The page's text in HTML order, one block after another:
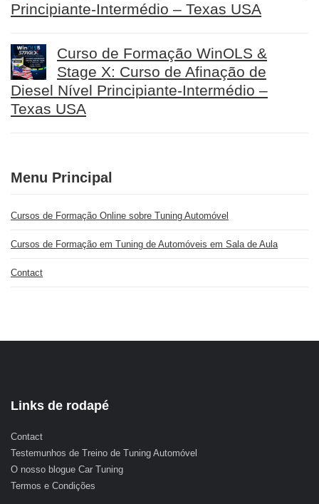
Principiante-Intermédio – Texas USA
Curso de Formação WinOLS &
Stage X: Curso de Afinação de
Diesel Nível Principiante-Intermédio –
Texas USA
Menu Principal
Cursos de Formação Online sobre Tuning Automóvel
Cursos de Formação em Tuning de Automóveis em Sala de Aula
Contact
Links de rodapé
Contact
Testemunhos de Treino de Tuning Automóvel
O nosso blogue Car Tuning
Termos e Condições